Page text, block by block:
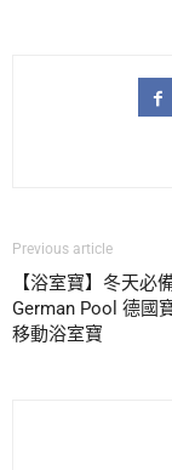
Previous article
【浴室寶】冬天必
German Pool 德國
移動浴室寶